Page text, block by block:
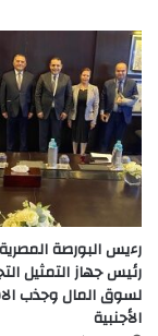
رءيس البورصة
رئيس جهاز التمثيل
لسوق المال وجذب
الأجنبية